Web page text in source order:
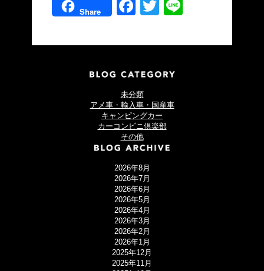
Share
FacebookTwitter
未分類
アメ車・輸入車・国産車
キャンピングカー
カーコンビニ倶楽部
その他
2026年8月
2026年7月
2026年6月
2026年5月
2026年4月
2026年3月
2026年2月
2026年1月
2025年12月
2025年11月